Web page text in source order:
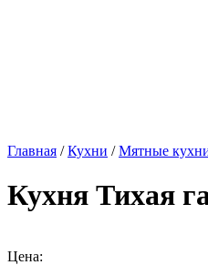
Главная /Кухни /Мятные
Кухня Тихая
Цена: